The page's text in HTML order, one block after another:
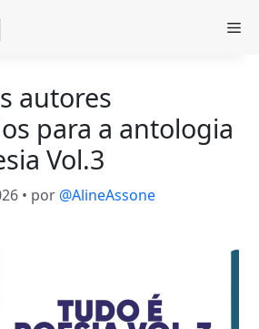
autores
para a antologia
Vol.3
• por @AlineAssone